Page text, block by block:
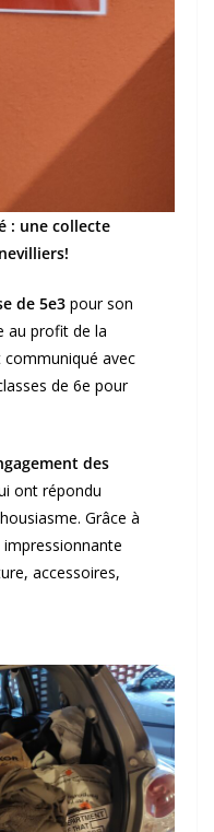
: une collecte
de 5e3 pour son
au profit de la
communiqué avec
de 6e pour
des
ont répondu
Grâce à
accessoires,